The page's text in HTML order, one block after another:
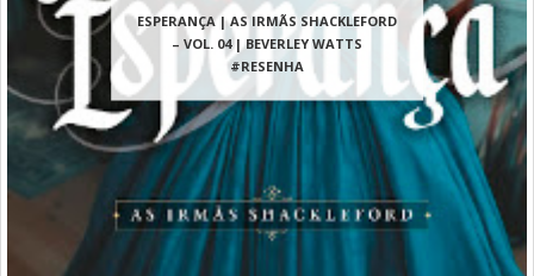
ESPERANÇA | AS IRMÃS SHACKLEFORD
– VOL. 04 | BEVERLEY WATTS
#RESENHA